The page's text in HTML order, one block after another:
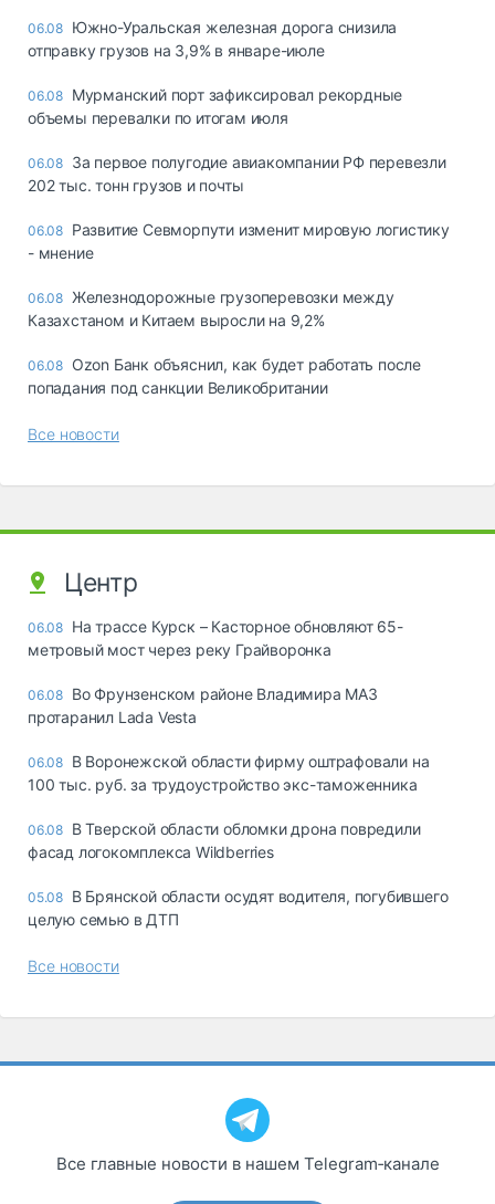
06.08 Южно-Уральская железная дорога снизила
отправку грузов на 3,9% в январе-июле
06.08 Мурманский порт зафиксировал рекордные
объемы перевалки по итогам июля
06.08 За первое полугодие авиакомпании РФ перевезли
202 тыс. тонн грузов и почты
06.08 Развитие Севморпути изменит мировую логистику
- мнение
06.08 Железнодорожные грузоперевозки между
Казахстаном и Китаем выросли на 9,2%
06.08 Ozon Банк объяснил, как будет работать после
попадания под санкции Великобритании
Все новости
Центр
06.08 На трассе Курск – Касторное обновляют 65-
метровый мост через реку Грайворонка
06.08 Во Фрунзенском районе Владимира МАЗ
протаранил Lada Vesta
06.08 В Воронежской области фирму оштрафовали на
100 тыс. руб. за трудоустройство экс-таможенника
06.08 В Тверской области обломки дрона повредили
фасад логокомплекса Wildberries
05.08 В Брянской области осудят водителя, погубившего
целую семью в ДТП
Все новости
Все главные новости в нашем Telegram‑канале